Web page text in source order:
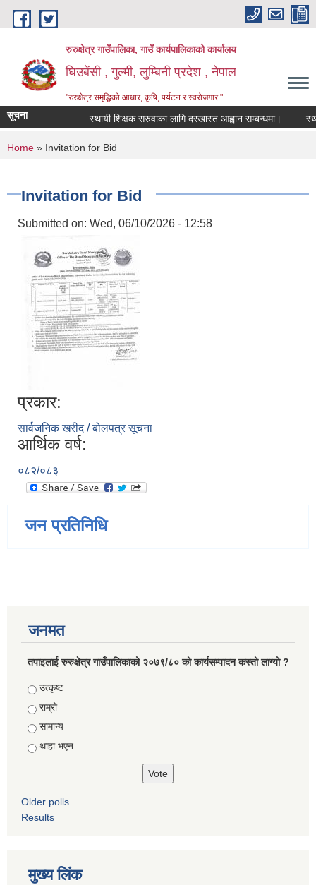
Skip to main content
रुरुक्षेत्र गाउँपालिका, गाउँ कार्यपालिकाको कार्यालय
घिउबेंसी , गुल्मी, लुम्बिनी प्रदेश , नेपाल
"रुरुक्षेत्र समृद्धिको आधार, कृषि, पर्यटन र स्वरोजगार "
सूचना स्थायी शिक्षक सरुवाका लागि दरखास्त आह्वान सम्बन्धमा। स्थायी
You are here
Home » Invitation for Bid
Invitation for Bid
Submitted on: Wed, 06/10/2026 - 12:58
प्रकार:
सार्वजनिक खरीद / बोलपत्र सूचना
आर्थिक वर्ष:
०८२/०८३
जन प्रतिनिधि
जनमत
तपाइलाई रुरुक्षेत्र गाउँपालिकाको २०७९/८० को कार्यसम्पादन कस्तो लाग्यो ?
Choices
उत्कृष्ट
राम्रो
सामान्य
थाहा भएन
Older polls
Results
मुख्य लिंक